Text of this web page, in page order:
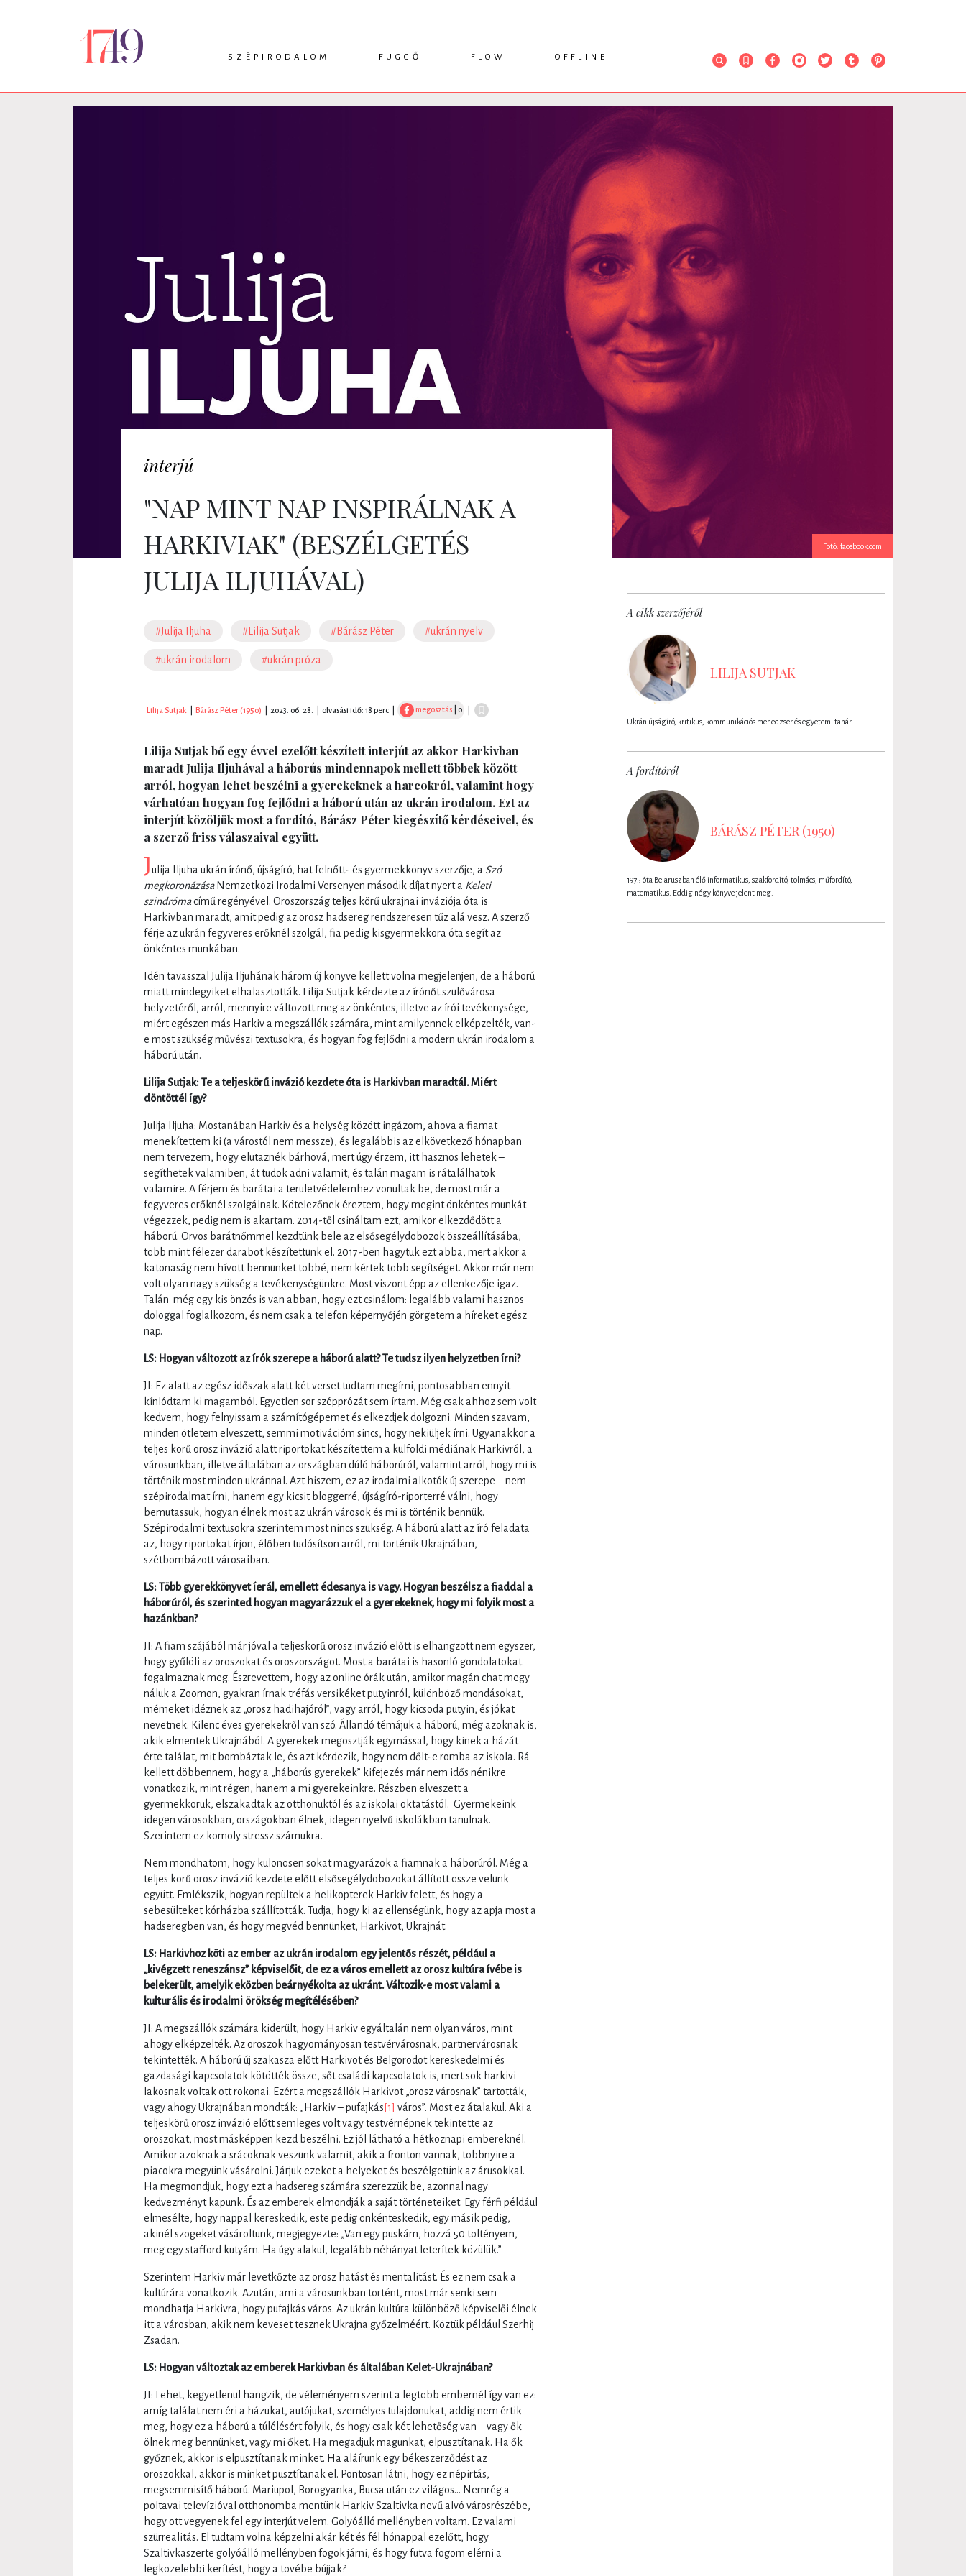
SZÉPIRODALOM
VERS
FÜGGŐ
KRITIKA
FLOW
INTERJÚ
OFFLINE
RENDEZVÉNYEK
Fotó: facebook.com
interjú
"NAP MINT NAP INSPIRÁLNAK A
HARKIVIAK" (BESZÉLGETÉS
JULIJA ILJUHÁVAL)
#Julija Iljuha #Lilija Sutjak #Bárász Péter #ukrán nyelv
#ukrán irodalom #ukrán próza
Lilija Sutjak Bárász Péter (1950) 2023. 06. 28. olvasási idő: 18 perc megosztás | 0
Lilija Sutjak bő egy évvel ezelőtt készített interjút az akkor Harkivban
maradt Julija Iljuhával a háborús mindennapok mellett többek között
arról, hogyan lehet beszélni a gyerekeknek a harcokról, valamint hogy
várhatóan hogyan fog fejlődni a háború után az ukrán irodalom. Ezt az
interjút közöljük most a fordító, Bárász Péter kiegészítő kérdéseivel, és
a szerző friss válaszaival együtt.
Julija Iljuha ukrán írónő, újságíró, hat felnőtt- és gyermekkönyv szerzője, a Szó
megkoronázásaNemzetközi Irodalmi Versenyen második díjat nyert a Keleti
szindrómacímű regényével. Oroszország teljes körű ukrajnai inváziója óta is
Harkivban maradt, amit pedig az orosz hadsereg rendszeresen tűz alá vesz. A szerző
férje az ukrán fegyveres erőknél szolgál, fia pedig kisgyermekkora óta segít az
önkéntes munkában.
Idén tavasszal Julija Iljuhának három új könyve kellett volna megjelenjen, de a háború
miatt mindegyiket elhalasztották. Lilija Sutjak kérdezte az írónőt szülővárosa
helyzetéről, arról, mennyire változott meg az önkéntes, illetve az írói tevékenysége,
miért egészen más Harkiv a megszállók számára, mint amilyennek elképzelték, van-
e most szükség művészi textusokra, és hogyan fog fejlődni a modern ukrán irodalom a
háború után.
Lilija Sutjak: Te a teljeskörű invázió kezdete óta is Harkivban maradtál. Miért
döntöttél így?
Julija Iljuha: Mostanában Harkiv és a helység között ingázom, ahova a fiamat
menekítettem ki (a várostól nem messze), és legalábbis az elkövetkező hónapban
nem tervezem, hogy elutaznék bárhová, mert úgy érzem, itt hasznos lehetek –
segíthetek valamiben, át tudok adni valamit, és talán magam is rátalálhatok
valamire. A férjem és barátai a területvédelemhez vonultak be, de most már a
fegyveres erőknél szolgálnak. Kötelezőnek éreztem, hogy megint önkéntes munkát
végezzek, pedig nem is akartam. 2014-től csináltam ezt, amikor elkezdődött a
háború. Orvos barátnőmmel kezdtünk bele az elsősegélydobozok összeállításába,
több mint félezer darabot készítettünk el. 2017-ben hagytuk ezt abba, mert akkor a
katonaság nem hívott bennünket többé, nem kértek több segítséget. Akkor már nem
volt olyan nagy szükség a tevékenységünkre. Most viszont épp az ellenkezője igaz.
Talán még egy kis önzés is van abban, hogy ezt csinálom: legalább valami hasznos
dologgal foglalkozom, és nem csak a telefon képernyőjén görgetem a híreket egész
nap.
LS: Hogyan változott az írók szerepe a háború alatt? Te tudsz ilyen helyzetben írni?
JI: Ez alatt az egész időszak alatt két verset tudtam megírni, pontosabban ennyit
kínlódtam ki magamból. Egyetlen sor szépprózát sem írtam. Még csak ahhoz sem volt
kedvem, hogy felnyissam a számítógépemet és elkezdjek dolgozni. Minden szavam,
minden ötletem elveszett, semmi motivációm sincs, hogy nekiüljek írni. Ugyanakkor a
teljes körű orosz invázió alatt riportokat készítettem a külföldi médiának Harkivról, a
városunkban, illetve általában az országban dúló háborúról, valamint arról, hogy mi is
történik most minden ukránnal. Azt hiszem, ez az irodalmi alkotók új szerepe – nem
szépirodalmat írni, hanem egy kicsit bloggerré, újságíró-riporterré válni, hogy
bemutassuk, hogyan élnek most az ukrán városok és mi is történik bennük.
Szépirodalmi textusokra szerintem most nincs szükség. A háború alatt az író feladata
az, hogy riportokat írjon, élőben tudósítson arról, mi történik Ukrajnában,
szétbombázott városaiban.
LS: Több gyerekkönyvet íerál, emellett édesanya is vagy. Hogyan beszélsz a fiaddal a
háborúról, és szerinted hogyan magyarázzuk el a gyerekeknek, hogy mi folyik most a
hazánkban?
JI: A fiam szájából már jóval a teljeskörű orosz invázió előtt is elhangzott nem egyszer,
hogy gyűlöli az oroszokat és oroszországot. Most a barátai is hasonló gondolatokat
fogalmaznak meg. Észrevettem, hogy az online órák után, amikor magán chat megy
náluk a Zoomon, gyakran írnak tréfás versikéket putyinról, különböző mondásokat,
mémeket idéznek az „orosz hadihajóról”, vagy arról, hogy kicsoda putyin, és jókat
nevetnek. Kilenc éves gyerekekről van szó. Állandó témájuk a háború, még azoknak is,
akik elmentek Ukrajnából. A gyerekek megosztják egymással, hogy kinek a házát
érte találat, mit bombáztak le, és azt kérdezik, hogy nem dőlt-e romba az iskola. Rá
kellett döbbennem, hogy a „háborús gyerekek” kifejezés már nem idős nénikre
vonatkozik, mint régen, hanem a mi gyerekeinkre. Részben elveszett a
gyermekkoruk, elszakadtak az otthonuktól és az iskolai oktatástól. Gyermekeink
idegen városokban, országokban élnek, idegen nyelvű iskolákban tanulnak.
Szerintem ez komoly stressz számukra.
Nem mondhatom, hogy különösen sokat magyarázok a fiamnak a háborúról. Még a
teljes körű orosz invázió kezdete előtt elsősegélydobozokat állított össze velünk
együtt. Emlékszik, hogyan repültek a helikopterek Harkiv felett, és hogy a
sebesülteket kórházba szállították. Tudja, hogy ki az ellenségünk, hogy az apja most a
hadseregben van, és hogy megvéd bennünket, Harkivot, Ukrajnát.
LS: Harkivhoz köti az ember az ukrán irodalom egy jelentős részét, például a
„kivégzett reneszánsz” képviselőit, de ez a város emellett az orosz kultúra ívébe is
belekerült, amelyik eközben beárnyékolta az ukránt. Változik-e most valami a
kulturális és irodalmi örökség megítélésében?
JI: A megszállók számára kiderült, hogy Harkiv egyáltalán nem olyan város, mint
ahogy elképzelték. Az oroszok hagyományosan testvérvárosnak, partnervárosnak
tekintették. A háború új szakasza előtt Harkivot és Belgorodot kereskedelmi és
gazdasági kapcsolatok kötötték össze, sőt családi kapcsolatok is, mert sok harkivi
lakosnak voltak ott rokonai. Ezért a megszállók Harkivot „orosz városnak” tartották,
vagy ahogy Ukrajnában mondták: „Harkiv – pufajkás [1] város”. Most ez átalakul. Aki a
teljeskörű orosz invázió előtt semleges volt vagy testvérnépnek tekintette az
oroszokat, most másképpen kezd beszélni. Ez jól látható a hétköznapi embereknél.
Amikor azoknak a srácoknak veszünk valamit, akik a fronton vannak, többnyire a
piacokra megyünk vásárolni. Járjuk ezeket a helyeket és beszélgetünk az árusokkal.
Ha megmondjuk, hogy ezt a hadsereg számára szerezzük be, azonnal nagy
kedvezményt kapunk. És az emberek elmondják a saját történeteiket. Egy férfi például
elmesélte, hogy nappal kereskedik, este pedig önkénteskedik, egy másik pedig,
akinél szögeket vásároltunk, megjegyezte: „Van egy puskám, hozzá 50 töltényem,
meg egy stafford kutyám. Ha úgy alakul, legalább néhányat leterítek közülük.”
Szerintem Harkiv már levetkőzte az orosz hatást és mentalitást. És ez nem csak a
kultúrára vonatkozik. Azután, ami a városunkban történt, most már senki sem
mondhatja Harkivra, hogy pufajkás város. Az ukrán kultúra különböző képviselői élnek
itt a városban, akik nem keveset tesznek Ukrajna győzelméért. Köztük például Szerhij
Zsadan.
LS: Hogyan változtak az emberek Harkivban és általában Kelet-Ukrajnában?
JI: Lehet, kegyetlenül hangzik, de véleményem szerint a legtöbb embernél így van ez:
amíg találat nem éri a házukat, autójukat, személyes tulajdonukat, addig nem értik
meg, hogy ez a háború a túlélésért folyik, és hogy csak két lehetőség van – vagy ők
ölnek meg bennünket, vagy mi őket. Ha megadjuk magunkat, elpusztítanak. Ha ők
győznek, akkor is elpusztítanak minket. Ha aláírunk egy békeszerződést az
oroszokkal, akkor is minket pusztítanak el. Pontosan látni, hogy ez népirtás,
megsemmisítő háború. Mariupol, Borogyanka, Bucsa után ez világos… Nemrég a
poltavai televízióval otthonomba mentünk Harkiv Szaltivka nevű alvó városrészébe,
hogy ott vegyenek fel egy interjút velem. Golyóálló mellényben voltam. Ez valami
szürrealitás. El tudtam volna képzelni akár két és fél hónappal ezelőtt, hogy
Szaltivkaszerte golyóálló mellényben fogok járni, és hogy futva fogom elérni a
legközelebbi kerítést, hogy a tövébe bújjak?
A cikk szerzőjéről
LILIJA SUTJAK
Ukrán újságíró, kritikus, kommunikációs menedzser és egyetemi tanár.
A fordítóról
BÁRÁSZ PÉTER (1950)
1975 óta Belaruszban élő informatikus, szakfordító, tolmács, műfordító,
matematikus. Eddig négy könyve jelent meg.